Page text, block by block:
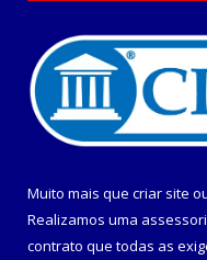
Muito mais que criar site
Realizamos uma
contrato que todas as